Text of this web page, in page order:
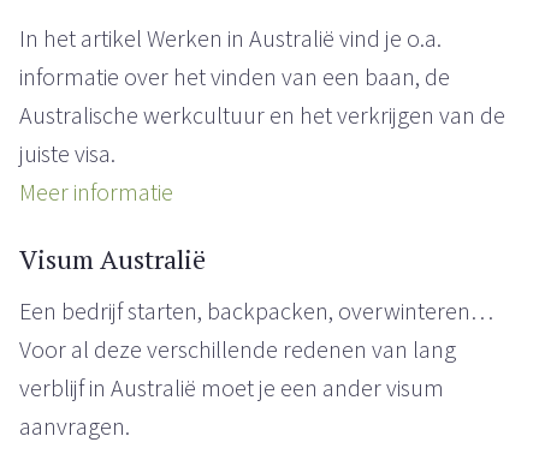
In het artikel Werken in Australië vind je o.a.
informatie over het vinden van een baan, de
Australische werkcultuur en het verkrijgen van de
juiste visa.
Meer informatie
Visum Australië
Een bedrijf starten, backpacken, overwinteren…
Voor al deze verschillende redenen van lang
verblijf in Australië moet je een ander visum
aanvragen.